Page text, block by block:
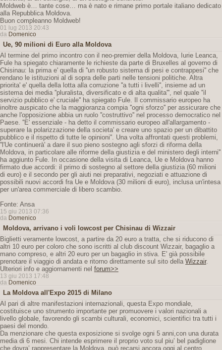
Moldweb è… tante cose… ma è nato e rimane primo portale italiano dedicato
alla Repubblica Moldova.
Buon compleanno Moldweb!
01 lug 2013 20:43
da Domenico
Ue, 90 milioni di Euro alla Moldova
Al termine del primo incontro con il neo-premier della Moldova, Iurie Leanca,
Fule ha spiegato chiaramente le richieste da parte di Bruxelles al governo di
Chisinau: la prima e' quella di ''un robusto sistema di pesi e contrappesi'' che
rendano le istituzioni al di sopra delle parti nelle tensioni politiche. Altra
priorita' e' quella della lotta alla corruzione ''a tutti i livelli'', insieme ad un
sistema dei media ''pluralista, diversificato e di alta qualita''', nel quale ''il
servizio pubblico e' cruciale'' ha spiegato Fule. Il commissario europeo ha
inoltre auspicato che la maggioranza compia ''ogni sforzo'' per assicurare che
anche l'opposizione abbia un ruolo ''costruttivo'' nel processo democratico nel
Paese. ''E' essenziale - ha detto il commissario europeo all'allargamento -
superare la polarizzazione della societa' e creare uno spazio per un dibattito
pubblico e il rispetto di tutte le opinioni''. Una volta affrontati questi problemi,
''l'Ue continuerà' a dare il suo pieno sostegno agli sforzi di riforma della
Moldova, in particolare alle riforme della giustizia e del ministero degli interni''
ha aggiunto Fule. In occasione della visita di Leanca, Ue e Moldova hanno
firmato due accordi: il primo di sostegno al settore della giustizia (60 milioni
di euro) e il secondo per gli aiuti nei preparativi, negoziati e attuazione di
possibili nuovi accordi fra Ue e Moldova (30 milioni di euro), inclusa un'intesa
per un'area commerciale di libero scambio.
Fonte: Ansa
15 giu 2013 07:36
da Domenico
Moldova, arrivano i voli lowcost per Chisinau di Wizzair
Biglietti veramente lowcost, a partire da 20 euro a tratta, che si riducono di
altri 10 euro per coloro che sono iscritti al club discount Wizzair, bagaglio a
mano compreso, e altri 20 euro per un bagaglio in stiva. E' già possibile
prenotare il viaggio di andata e ritorno direttamente sul sito della Wizzair.
Ulteriori info e aggiornamenti nel forum>>
13 giu 2013 17:48
da Domenico
La Moldova all'Expo 2015 di Milano
Al pari di altre manifestazioni internazionali, questa Expo mondiale,
costituisce uno strumento importante per promuovere i valori nazionali a
livello globale, favorendo gli scambi culturali, economici, scientifici tra tutti i
paesi del mondo.
Da menzionare che questa exposizione si svolge ogni 5 anni,con una durata
media di 6 mesi. Chi intende esprimere il proprio voto sul piu’ bel padiglione
che dovra’ rappresentare la Moldova, può recarsi ancora oggi al centro